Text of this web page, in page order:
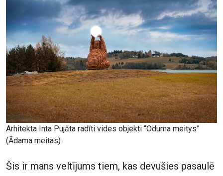
Arhitekta Inta Pujāta radīti vides objekti “Oduma meitys”
(Ādama meitas)
Šis ir mans veltījums tiem, kas devušies pasaulē